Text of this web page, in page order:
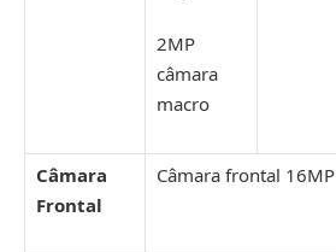
2MP
câmara
macro
Câmara
Frontal
Câmara frontal 16MP